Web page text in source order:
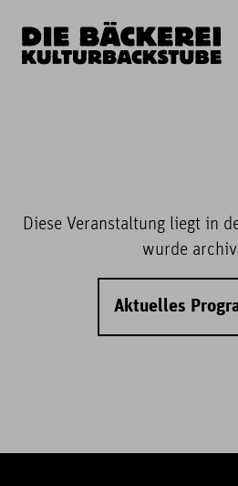
Diese Veranstaltung liegt in
wurde
Aktuelles